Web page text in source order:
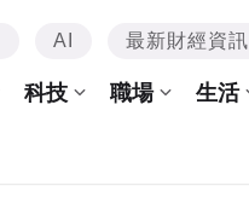
AI 最新財經資訊
科技 職場 生活